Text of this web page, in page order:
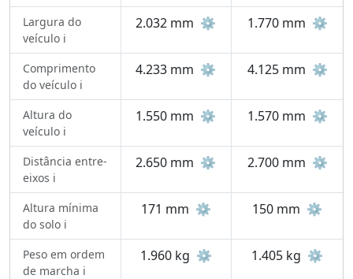
Largura do
veículo ℹ️
2.032 mm ⚙️ 1.770 mm ⚙️
Comprimento
do veículo ℹ️
4.233 mm ⚙️ 4.125 mm ⚙️
Altura do
veículo ℹ️
1.550 mm ⚙️ 1.570 mm ⚙️
Distância entre-
eixos ℹ️
2.650 mm ⚙️ 2.700 mm ⚙️
Altura mínima
do solo ℹ️
171 mm ⚙️ 150 mm ⚙️
Peso em ordem
de marcha ℹ️
1.960 kg ⚙️ 1.405 kg ⚙️